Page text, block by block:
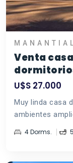
Venta
U$S 27.000
Muy linda casa
ambientes
4 Dorms.